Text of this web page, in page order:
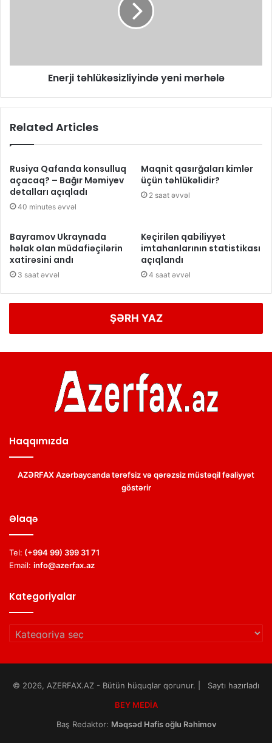
Enerji təhlükəsizliyində yeni mərhələ
Related Articles
Rusiya Qafanda konsulluq
açacaq? – Bağır Məmiyev
detalları açıqladı
40 minutes əvvəl
Maqnit qasırğaları kimlər
üçün təhlükəlidir?
2 saat əvvəl
Bayramov Ukraynada
həlak olan müdafiəçilərin
xatirəsini andı
3 saat əvvəl
Keçirilən qabiliyyət
imtahanlarının statistikası
açıqlandı
4 saat əvvəl
ŞƏRH YAZ
Haqqımızda
AZƏRFAX Azərbaycanda tərəfsiz və qərəzsiz müstəqil fəaliyyət
göstərir
Əlaqə
Tel: (+994 99) 399 31 71
Email: info@azerfax.az
Kategoriyalar
Kategoriyalar
© 2026, AZERFAX.AZ - Bütün hüquqlar qorunur. | Saytı hazırladı
BEY MEDİA
Baş Redaktor: Məqsəd Hafis oğlu Rəhimov